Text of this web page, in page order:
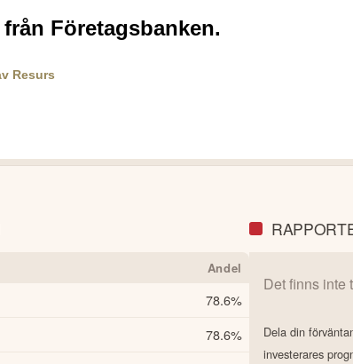
Andel
78.6%
78.6%
Det finns inte
Dela din
investerares